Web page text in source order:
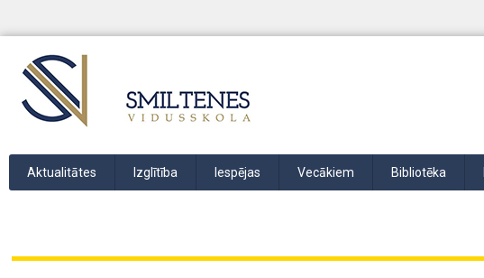
Aktualitātes Izglītība Iespējas Vecākiem Bibliotēka